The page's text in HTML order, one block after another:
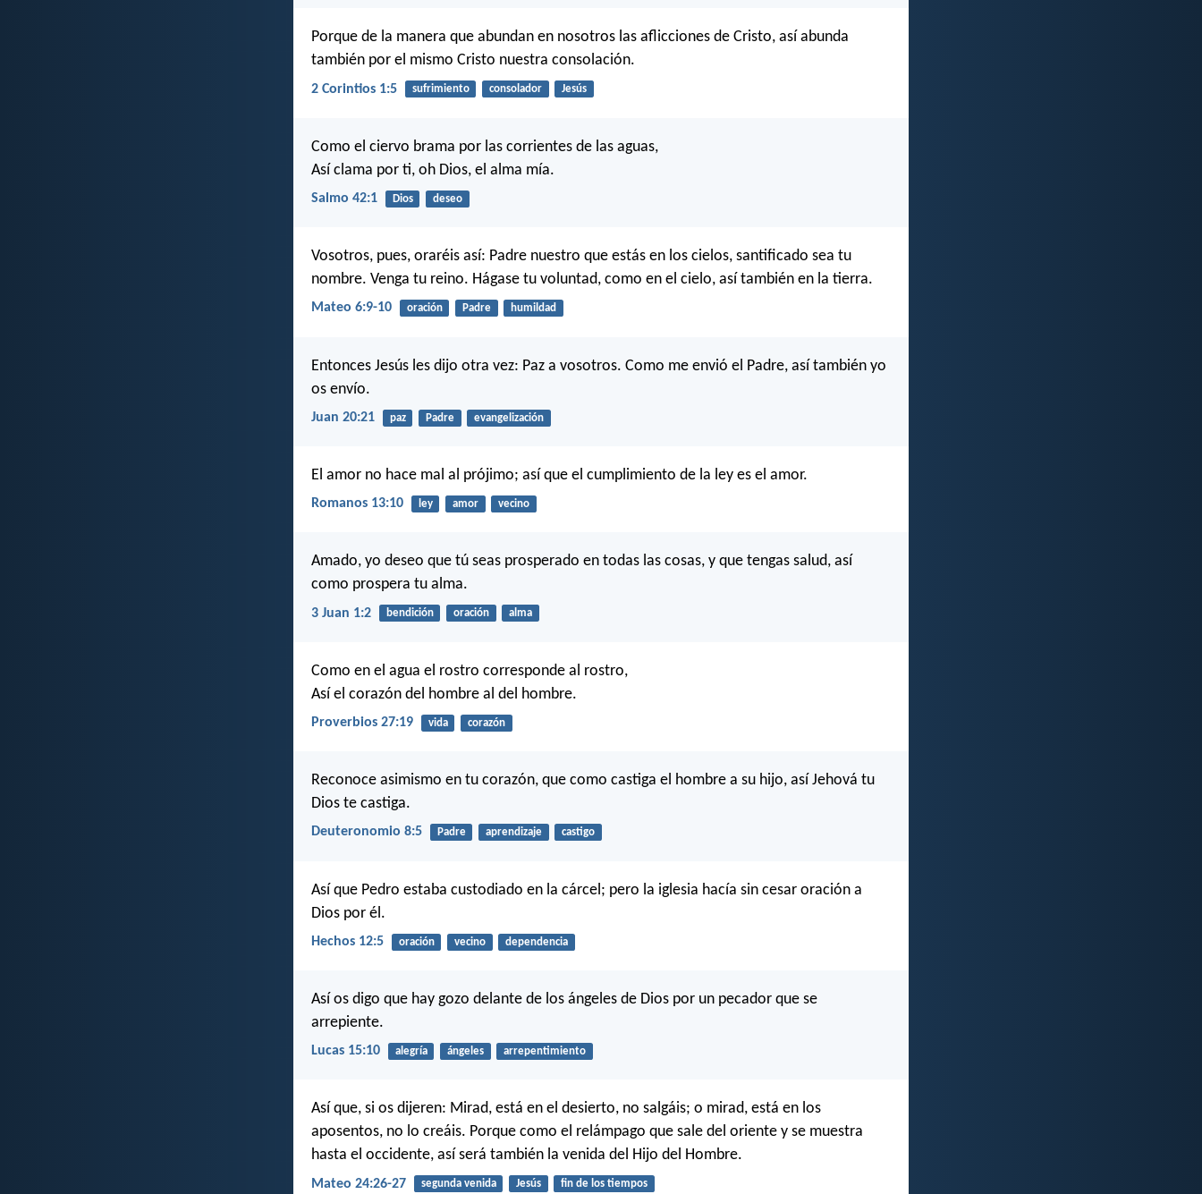
Porque de la manera que abundan en nosotros las aflicciones de Cristo, así abunda
también por el mismo Cristo nuestra consolación.
2 Corintios 1:5 sufrimiento consolador Jesús
Como el ciervo brama por las corrientes de las aguas,
Así clama por ti, oh Dios, el alma mía.
Salmo 42:1 Dios deseo
Vosotros, pues, oraréis así: Padre nuestro que estás en los cielos, santificado sea tu
nombre. Venga tu reino. Hágase tu voluntad, como en el cielo, así también en la tierra.
Mateo 6:9-10 oración Padre humildad
Entonces Jesús les dijo otra vez: Paz a vosotros. Como me envió el Padre, así también yo
os envío.
Juan 20:21 paz Padre evangelización
El amor no hace mal al prójimo; así que el cumplimiento de la ley es el amor.
Romanos 13:10 ley amor vecino
Amado, yo deseo que tú seas prosperado en todas las cosas, y que tengas salud, así
como prospera tu alma.
3 Juan 1:2 bendición oración alma
Como en el agua el rostro corresponde al rostro,
Así el corazón del hombre al del hombre.
Proverbios 27:19 vida corazón
Reconoce asimismo en tu corazón, que como castiga el hombre a su hijo, así Jehová tu
Dios te castiga.
Deuteronomio 8:5 Padre aprendizaje castigo
Así que Pedro estaba custodiado en la cárcel; pero la iglesia hacía sin cesar oración a
Dios por él.
Hechos 12:5 oración vecino dependencia
Así os digo que hay gozo delante de los ángeles de Dios por un pecador que se
arrepiente.
Lucas 15:10 alegría ángeles arrepentimiento
Así que, si os dijeren: Mirad, está en el desierto, no salgáis; o mirad, está en los
aposentos, no lo creáis. Porque como el relámpago que sale del oriente y se muestra
hasta el occidente, así será también la venida del Hijo del Hombre.
Mateo 24:26-27 segunda venida Jesús fin de los tiempos